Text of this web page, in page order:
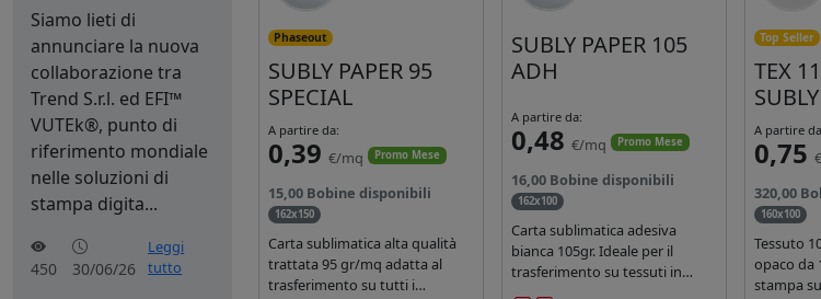
Siamo lieti di
annunciare la nuova
collaborazione tra
Trend S.r.l. ed EFI™
VUTEk®, punto di
riferimento mondiale
nelle soluzioni di
stampa digita...
450 30/06/26
Leggi
tutto
Phaseout
SUBLY PAPER 95
SPECIAL
A partire da:
0,39 €/mq Promo Mese
15,00 Bobine disponibili
162x150
Carta sublimatica alta qualità
trattata 95 gr/mq adatta al
trasferimento su tutti i
SUBLY PAPER 105
ADH
A partire da:
0,48 €/mq Promo Mese
16,00 Bobine disponibili
162x100
Carta sublimatica adesiva
bianca 105gr. Ideale per il
trasferimento su tessuti in
poliestere nel settore
Top Seller
TEX
A partire
0,75
320,00
160x100
Tessuto
opaco da
stampa